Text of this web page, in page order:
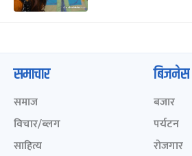
समाचार
समाज
विचार/ब्लग
साहित्य
बिजनेस
बजार
पर्यटन
रोजगार